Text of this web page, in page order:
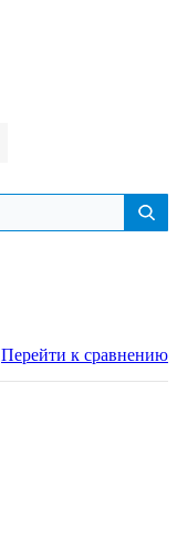
Перейти к сравнению